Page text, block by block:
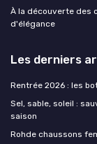
À la découverte des
d'élégance
Les derniers
Rentrée 2026 : les
Sel, sable, soleil :
saison
Rohde chaussons